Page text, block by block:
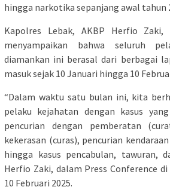
hingga narkotika sepanjang awal tahun
Kapolres Lebak, AKBP Herfio
menyampaikan bahwa seluruh
diamankan ini berasal dari berbagai
masuk sejak 10 Januari hingga 10
“Dalam waktu satu bulan ini, kita
pelaku kejahatan dengan kasus
pencurian dengan pemberatan
kekerasan (curas), pencurian
hingga kasus pencabulan, tawuran,
Herfio Zaki, dalam Press Conference
10 Februari 2025.